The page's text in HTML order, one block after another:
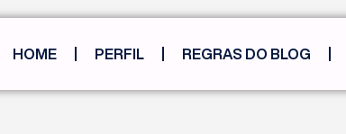
HOME PERFIL REGRAS DO BLOG